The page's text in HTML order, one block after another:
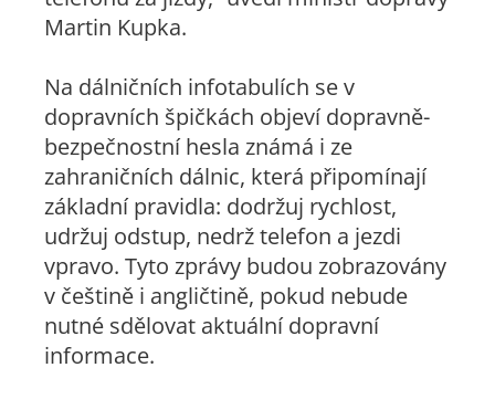
Martin Kupka.
Na dálničních infotabulích se v
dopravních špičkách objeví dopravně-
bezpečnostní hesla známá i ze
zahraničních dálnic, která připomínají
základní pravidla: dodržuj rychlost,
udržuj odstup, nedrž telefon a jezdi
vpravo. Tyto zprávy budou zobrazovány
v češtině i angličtině, pokud nebude
nutné sdělovat aktuální dopravní
informace.